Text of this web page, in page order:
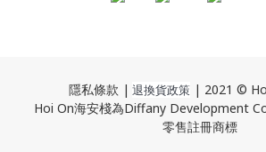
隱私條款 | 退換貨政策| 2021 ©
Hoi On海安棧為Diffany Development
零售註冊商標